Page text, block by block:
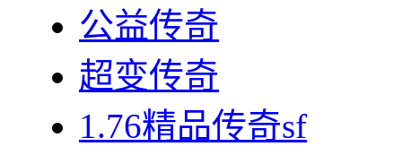
公益传奇
超变传奇
1.76精品传奇sf